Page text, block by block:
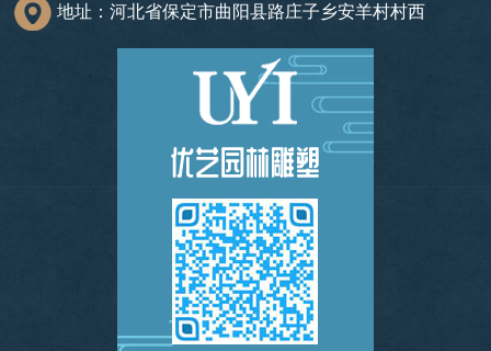
地址：河北省保定市曲阳县路庄子乡安羊村村西